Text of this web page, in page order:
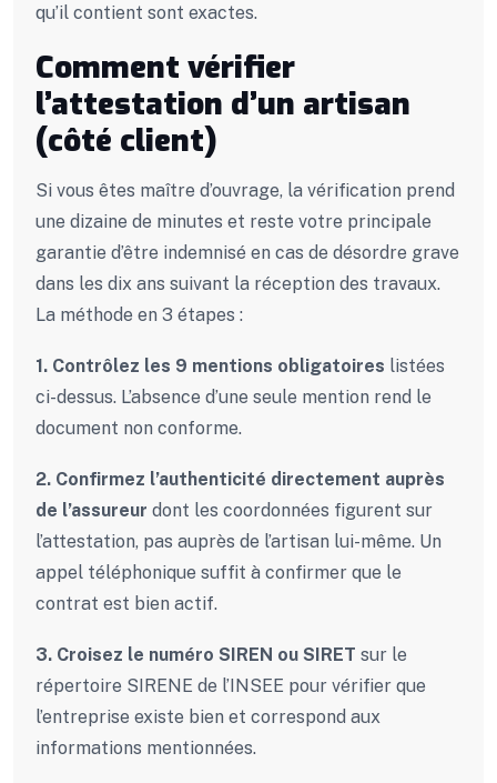
qu’il contient sont exactes.
Comment vérifier
l’attestation d’un artisan
(côté client)
Si vous êtes maître d’ouvrage, la vérification prend
une dizaine de minutes et reste votre principale
garantie d’être indemnisé en cas de désordre grave
dans les dix ans suivant la réception des travaux.
La méthode en 3 étapes :
1. Contrôlez les 9 mentions obligatoires listées
ci-dessus. L’absence d’une seule mention rend le
document non conforme.
2. Confirmez l’authenticité directement auprès
de l’assureur dont les coordonnées figurent sur
l’attestation, pas auprès de l’artisan lui-même. Un
appel téléphonique suffit à confirmer que le
contrat est bien actif.
3. Croisez le numéro SIREN ou SIRET sur le
répertoire SIRENE de l’INSEE pour vérifier que
l’entreprise existe bien et correspond aux
informations mentionnées.